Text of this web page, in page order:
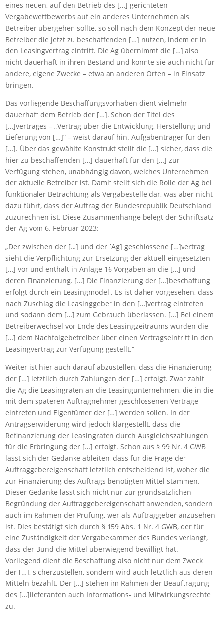
eines neuen, auf den Betrieb des […] gerichteten
Vergabewettbewerbs auf ein anderes Unternehmen als
Betreiber übergehen sollte, so soll nach dem Konzept der neue
Betreiber die jetzt zu beschaffenden […] nutzen, indem er in
den Leasingvertrag eintritt. Die Ag übernimmt die […] also
nicht dauerhaft in ihren Bestand und könnte sie auch nicht für
andere, eigene Zwecke – etwa an anderen Orten – in Einsatz
bringen.
Das vorliegende Beschaffungsvorhaben dient vielmehr
dauerhaft dem Betrieb der […]. Schon der Titel des
[…]vertrages – „Vertrag über die Entwicklung, Herstellung und
Lieferung von […]“ – weist darauf hin. Aufgabenträger für den
[…]. Über das gewählte Konstrukt stellt die […] sicher, dass die
hier zu beschaffenden […] dauerhaft für den […] zur
Verfügung stehen, unabhängig davon, welches Unternehmen
der aktuelle Betreiber ist. Damit stellt sich die Rolle der Ag bei
funktionaler Betrachtung als Vergabestelle dar, was aber nicht
dazu führt, dass der Auftrag der Bundesrepublik Deutschland
zuzurechnen ist. Diese Zusammenhänge belegt der Schriftsatz
der Ag vom 6. Februar 2023:
„Der zwischen der […] und der [Ag] geschlossene […]vertrag
sieht die Verpflichtung zur Ersetzung der aktuell eingesetzten
[…] vor und enthält in Anlage 16 Vorgaben an die […] und
deren Finanzierung. […] Die Finanzierung der […]beschaffung
erfolgt durch ein Leasingmodell. Es ist daher vorgesehen, dass
nach Zuschlag die Leasinggeber in den […]vertrag eintreten
und sodann dem […] zum Gebrauch überlassen. […] Bei einem
Betreiberwechsel vor Ende des Leasingzeitraums würden die
[…] dem Nachfolgebetreiber über einen Vertragseintritt in den
Leasingvertrag zur Verfügung gestellt.“
Weiter ist hier auch darauf abzustellen, dass die Finanzierung
der […] letztlich durch Zahlungen der […] erfolgt. Zwar zahlt
die Ag die Leasingraten an die Leasingunternehmen, die in die
mit dem späteren Auftragnehmer geschlossenen Verträge
eintreten und Eigentümer der […] werden sollen. In der
Antragserwiderung wird jedoch klargestellt, dass die
Refinanzierung der Leasingraten durch Ausgleichszahlungen
für die Erbringung der […] erfolgt. Schon aus § 99 Nr. 4 GWB
lässt sich der Gedanke ableiten, dass für die Frage der
Auftraggebereigenschaft letztlich entscheidend ist, woher die
zur Finanzierung des Auftrags benötigten Mittel stammen.
Dieser Gedanke lässt sich nicht nur zur grundsätzlichen
Begründung der Auftraggebereigenschaft anwenden, sondern
auch im Rahmen der Prüfung, wer als Auftraggeber anzusehen
ist. Dies bestätigt sich durch § 159 Abs. 1 Nr. 4 GWB, der für
eine Zuständigkeit der Vergabekammer des Bundes verlangt,
dass der Bund die Mittel überwiegend bewilligt hat.
Vorliegend dient die Beschaffung also nicht nur dem Zweck
der […], sicherzustellen, sondern wird auch letztlich aus deren
Mitteln bezahlt. Der […] stehen im Rahmen der Beauftragung
des […]lieferanten auch Informations- und Mitwirkungsrechte
zu.